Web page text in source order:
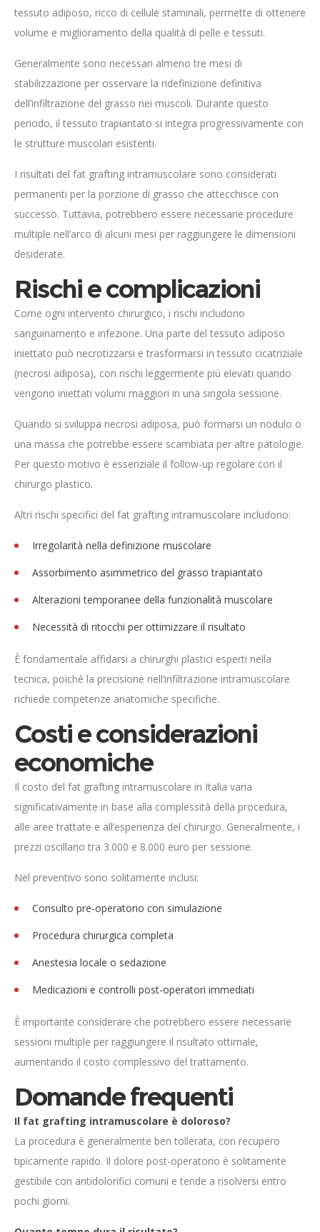
tessuto adiposo, ricco di cellule staminali, permette di ottenere
volume e miglioramento della qualità di pelle e tessuti.
Generalmente sono necessari almeno tre mesi di
stabilizzazione per osservare la ridefinizione definitiva
dell’infiltrazione del grasso nei muscoli. Durante questo
periodo, il tessuto trapiantato si integra progressivamente con
le strutture muscolari esistenti.
I risultati del fat grafting intramuscolare sono considerati
permanenti per la porzione di grasso che attecchisce con
successo. Tuttavia, potrebbero essere necessarie procedure
multiple nell’arco di alcuni mesi per raggiungere le dimensioni
desiderate.
Rischi e complicazioni
Come ogni intervento chirurgico, i rischi includono
sanguinamento e infezione. Una parte del tessuto adiposo
iniettato può necrotizzarsi e trasformarsi in tessuto cicatriziale
(necrosi adiposa), con rischi leggermente più elevati quando
vengono iniettati volumi maggiori in una singola sessione.
Quando si sviluppa necrosi adiposa, può formarsi un nodulo o
una massa che potrebbe essere scambiata per altre patologie.
Per questo motivo è essenziale il follow-up regolare con il
chirurgo plastico.
Altri rischi specifici del fat grafting intramuscolare includono:
Irregolarità nella definizione muscolare
Assorbimento asimmetrico del grasso trapiantato
Alterazioni temporanee della funzionalità muscolare
Necessità di ritocchi per ottimizzare il risultato
È fondamentale affidarsi a chirurghi plastici esperti nella
tecnica, poiché la precisione nell’infiltrazione intramuscolare
richiede competenze anatomiche specifiche.
Costi e considerazioni
economiche
Il costo del fat grafting intramuscolare in Italia varia
significativamente in base alla complessità della procedura,
alle aree trattate e all’esperienza del chirurgo. Generalmente, i
prezzi oscillano tra 3.000 e 8.000 euro per sessione.
Nel preventivo sono solitamente inclusi:
Consulto pre-operatorio con simulazione
Procedura chirurgica completa
Anestesia locale o sedazione
Medicazioni e controlli post-operatori immediati
È importante considerare che potrebbero essere necessarie
sessioni multiple per raggiungere il risultato ottimale,
aumentando il costo complessivo del trattamento.
Domande frequenti
Il fat grafting intramuscolare è doloroso?
La procedura è generalmente ben tollerata, con recupero
tipicamente rapido. Il dolore post-operatorio è solitamente
gestibile con antidolorifici comuni e tende a risolversi entro
pochi giorni.